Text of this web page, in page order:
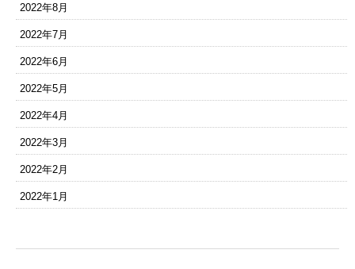
2022年8月
2022年7月
2022年6月
2022年5月
2022年4月
2022年3月
2022年2月
2022年1月